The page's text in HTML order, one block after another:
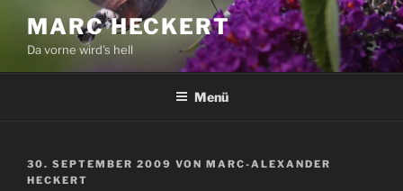
Inhalt
springen
MARC HECKERT
Da vorne wird's hell
Menü
VERÖFFENTLICHT
AM
30. SEPTEMBER 2009 VON MARC-ALEXANDER
HECKERT